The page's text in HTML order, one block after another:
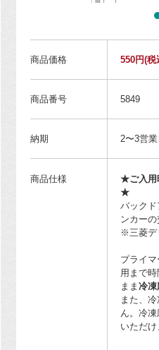
商品価格 550円(税
商品番号 5849
納期 2〜3営
商品仕様
★ご入用
★
バック
ンカーの
※三菱デ
プライ
用まで
まま 冷凍
また、
ん。冷
いただけ